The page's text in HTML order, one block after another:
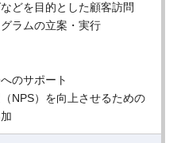
どを目的とした顧客訪問
ラムの立案・実行
のサポート
NPS）を向上させるための